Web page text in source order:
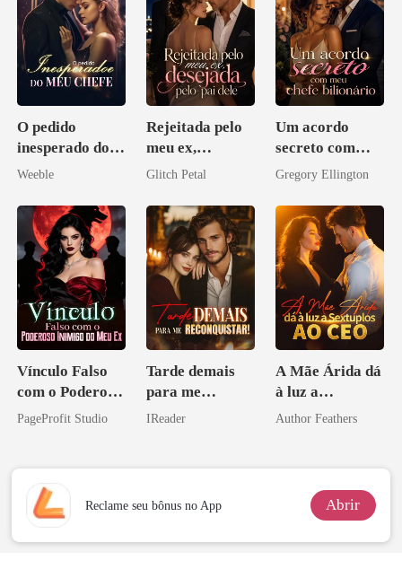
O pedido
inesperado do
meu chefe
Weeble
Rejeitada pelo
meu ex,
desejada pelo
Glitch Petal
Um acordo
secreto com
meu chefe
Gregory Ellington
Vínculo Falso
com o Poderoso
Inimigo do Meu
PageProfit Studio
Tarde demais
para me
reconquistar!
IReader
A Mãe Árida dá
à luz a
Sextuplos ao
Author Feathers
Reclame seu bônus no App Abrir